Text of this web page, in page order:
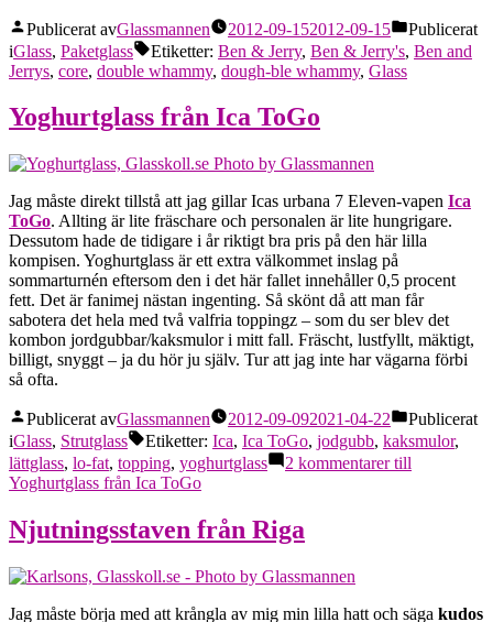
Publicerat avGlassmannen 2012-09-152012-09-15
Publicerat
iGlass, Paketglass Etiketter: Ben & Jerry, Ben & Jerry's, Ben and
Jerrys, core, double whammy, dough-ble whammy, Glass
Yoghurtglass från Ica ToGo
Jag måste direkt tillstå att jag gillar Icas urbana 7 Eleven-vapen Ica
ToGo. Allting är lite fräschare och personalen är lite hungrigare.
Dessutom hade de tidigare i år riktigt bra pris på den här lilla
kompisen. Yoghurtglass är ett extra välkommet inslag på
sommarturnén eftersom den i det här fallet innehåller 0,5 procent
fett. Det är fanimej nästan ingenting. Så skönt då att man får
sabotera det hela med två valfria toppingz – som du ser blev det
kombon jordgubbar/kaksmulor i mitt fall. Fräscht, lustfyllt, mäktigt,
billigt, snyggt – ja du hör ju själv. Tur att jag inte har vägarna förbi
så ofta.
Publicerat avGlassmannen 2012-09-092021-04-22
Publicerat
iGlass, Strutglass Etiketter: Ica, Ica ToGo, jodgubb, kaksmulor,
lättglass, lo-fat, topping, yoghurtglass 2 kommentarertill
Yoghurtglass från Ica ToGo
Njutningsstaven från Riga
Jag måste börja med att krångla av mig min lilla hatt och säga kudos